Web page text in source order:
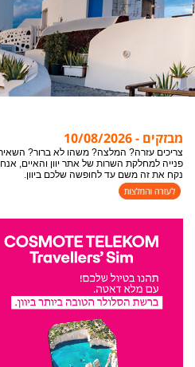
מבזקים - 10/08/2026
נקח את זה משם עד לחופשה שלכם ביוון.
אתר יוון והאיים מתעדכן במידע חדש כל הזמן,
המידע העדכני ביותר לעמוד בו אתם נמצאים
צופים, מומלץ לבצע ריפרש לעמוד "רענון".